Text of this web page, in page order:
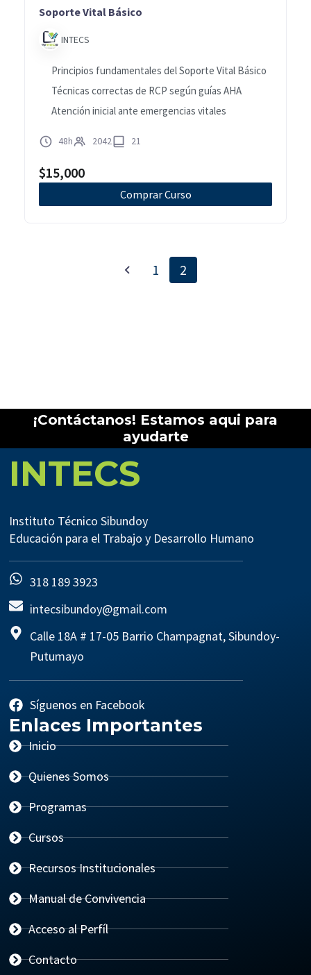
Soporte Vital Básico
INTECS
Principios fundamentales del Soporte Vital Básico
Técnicas correctas de RCP según guías AHA
Atención inicial ante emergencias vitales
48h 2042 21
$15,000
Comprar Curso
1 2
¡Contáctanos! Estamos aqui para
ayudarte
INTECS
Instituto Técnico Sibundoy
Educación para el Trabajo y Desarrollo Humano
318 189 3923
intecsibundoy@gmail.com
Calle 18A # 17-05 Barrio Champagnat, Sibundoy-
Putumayo
Síguenos en Facebook
Enlaces Importantes
Inicio
Quienes Somos
Programas
Cursos
Recursos Institucionales
Manual de Convivencia
Acceso al Perfíl
Contacto